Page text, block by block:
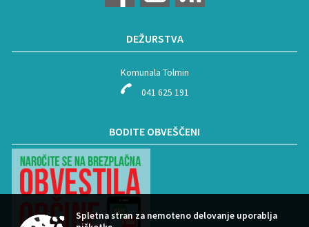
DEŽURSTVA
Komunala Tolmin
041 625 191
BODITE OBVEŠČENI
Spletna stran za nemoteno delovanje uporablja